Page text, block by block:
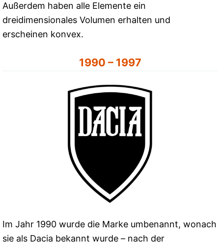
Außerdem haben alle Elemente ein
dreidimensionales Volumen erhalten und
erscheinen konvex.
1990 – 1997
Im Jahr 1990 wurde die Marke umbenannt, wonach
sie als Dacia bekannt wurde – nach der